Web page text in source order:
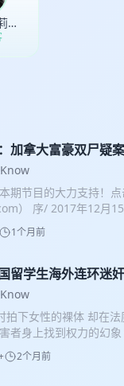
Catsknow莉莉丘
加拿大富豪双尸疑案
期节目的大力支持！
） 序/ 2017年12月
豪宅前，向客人兜售
消失两日。而你，即
💤 今年夏天，终于跟“
印子…… 刚躺上去凉那
脸上自带格纹特效，
的夏天都白过了。
了” 它是那种持续环
小空调，越睡越凉快
早上起来脸上干干净
1个月前
留学生海外连环迷
拍下女性的裸体 却在
者身上找到权力的幻
光点燃炬火 我们便无
邹振豪 19:10 徐超
2个月前